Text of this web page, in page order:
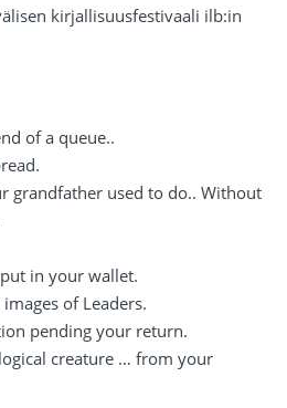
kirjallisuusfestivaali ilb:in
of a queue..
grandfather used to do.. Without
in your wallet.
of Leaders.
pending your return.
creature … from your